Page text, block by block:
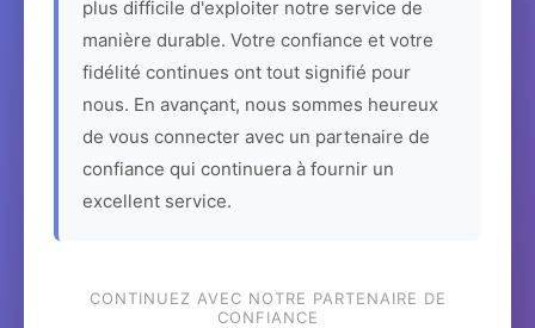
plus difficile d'exploiter notre service de
manière durable. Votre confiance et votre
fidélité continues ont tout signifié pour
nous. En avançant, nous sommes heureux
de vous connecter avec un partenaire de
confiance qui continuera à fournir un
excellent service.
CONTINUEZ AVEC NOTRE PARTENAIRE DE
CONFIANCE